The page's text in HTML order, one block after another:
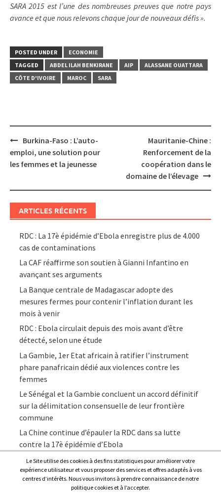
SARA 2015 est l’une des nombreuses preuves que notre pays
avance et que nous relevons chaque jour de nouveaux défis ».
POSTED UNDER
ECONOMIE
TAGGED
ABDEL ILAH BENKIRANE AIP
ALASSANE OUATTARA
CÔTE D'IVOIRE
MAROC SARA
Post
navigation
Burkina-Faso : L’auto-
emploi, une solution pour
les femmes et la jeunesse
Mauritanie-Chine :
Renforcement de la
coopération dans le
domaine de l’élevage
ARTICLES RÉCENTS
RDC : La 17è épidémie d’Ebola enregistre plus de 4.000
cas de contaminations
La CAF réaffirme son soutien à Gianni Infantino en
avançant ses arguments
La Banque centrale de Madagascar adopte des
mesures fermes pour contenir l’inflation durant les
mois à venir
RDC : Ebola circulait depuis des mois avant d’être
détecté, selon une étude
La Gambie, 1er Etat africain à ratifier l’instrument
phare panafricain dédié aux violences contre les
femmes
Le Sénégal et la Gambie concluent un accord définitif
sur la délimitation consensuelle de leur frontière
commune
La Chine continue d’épauler la RDC dans sa lutte
contre la 17è épidémie d’Ebola
Le Site utilise des cookies à des fins statistiques pour améliorer votre
expérience utilisateur et vous proposer des services et offres adaptés à vos
centres d’intérêts. Nous vous invitons à prendre connaissance de notre
politique cookies et à l’accepter.